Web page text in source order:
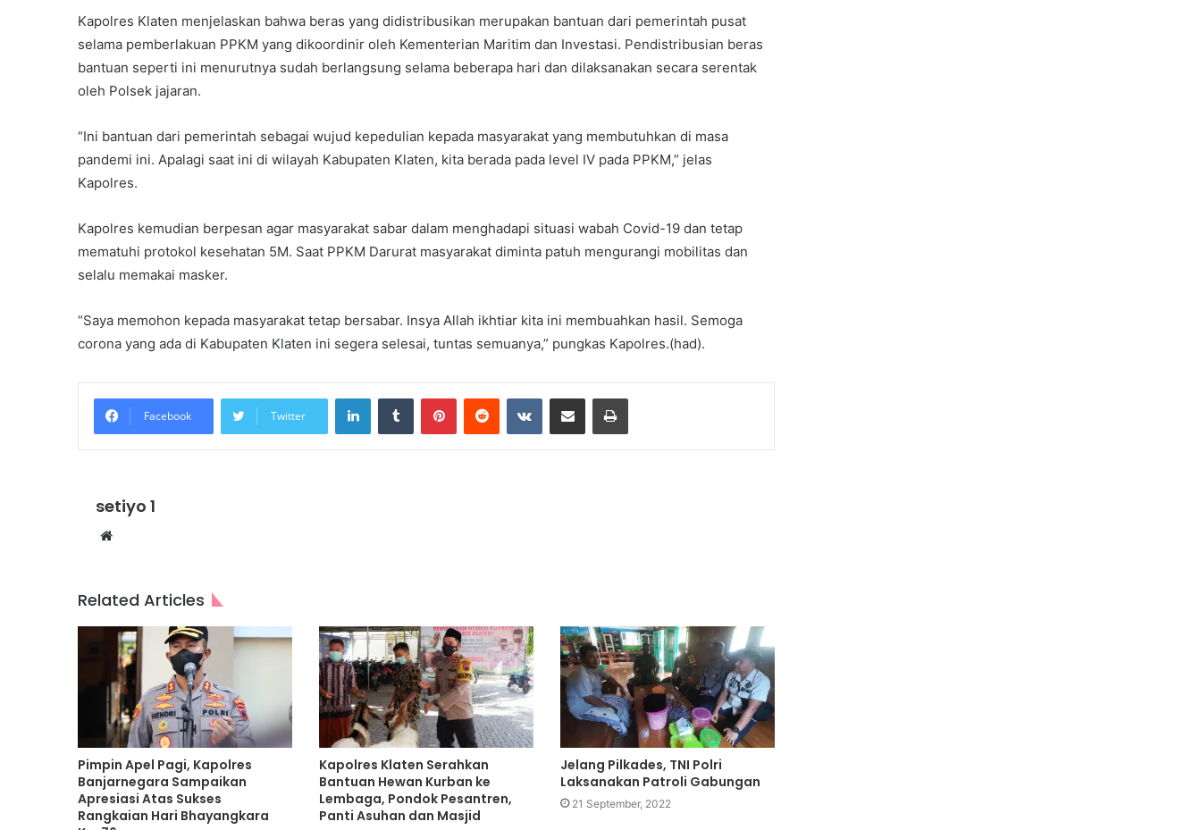
Kapolres Klaten menjelaskan bahwa beras yang didistribusikan merupakan bantuan dari pemerintah pusat
selama pemberlakuan PPKM yang dikoordinir oleh Kementerian Maritim dan Investasi. Pendistribusian beras
bantuan seperti ini menurutnya sudah berlangsung selama beberapa hari dan dilaksanakan secara serentak
oleh Polsek jajaran.
“Ini bantuan dari pemerintah sebagai wujud kepedulian kepada masyarakat yang membutuhkan di masa
pandemi ini. Apalagi saat ini di wilayah Kabupaten Klaten, kita berada pada level IV pada PPKM,” jelas
Kapolres.
Kapolres kemudian berpesan agar masyarakat sabar dalam menghadapi situasi wabah Covid-19 dan tetap
mematuhi protokol kesehatan 5M. Saat PPKM Darurat masyarakat diminta patuh mengurangi mobilitas dan
selalu memakai masker.
“Saya memohon kepada masyarakat tetap bersabar. Insya Allah ikhtiar kita ini membuahkan hasil. Semoga
corona yang ada di Kabupaten Klaten ini segera selesai, tuntas semuanya,” pungkas Kapolres.(had).
Facebook Twitter
LinkedInTumblr PinterestReddit VKontakteShare via Email Print
setiyo 1
Website
Related Articles
Pimpin Apel Pagi, Kapolres
Banjarnegara Sampaikan
Apresiasi Atas Sukses
Rangkaian Hari Bhayangkara
Kapolres Klaten Serahkan
Bantuan Hewan Kurban ke
Lembaga, Pondok Pesantren,
Panti Asuhan dan Masjid
Jelang Pilkades, TNI Polri
Laksanakan Patroli Gabungan
21 September, 2022